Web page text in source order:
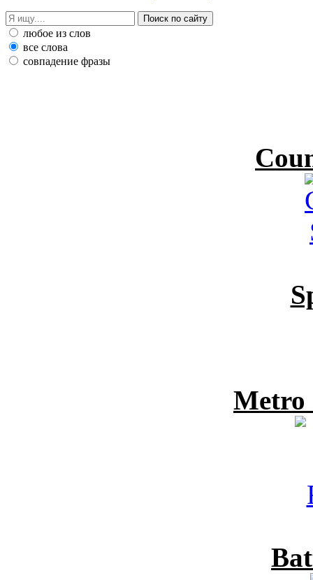
любое из слов
все слова
совпадение фразы
Metro